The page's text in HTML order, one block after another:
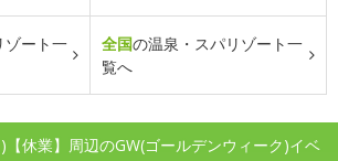
ゾート一
全国の温泉・スパリゾート一
覧へ
【休業】周辺のGW(ゴールデンウィーク)イベ